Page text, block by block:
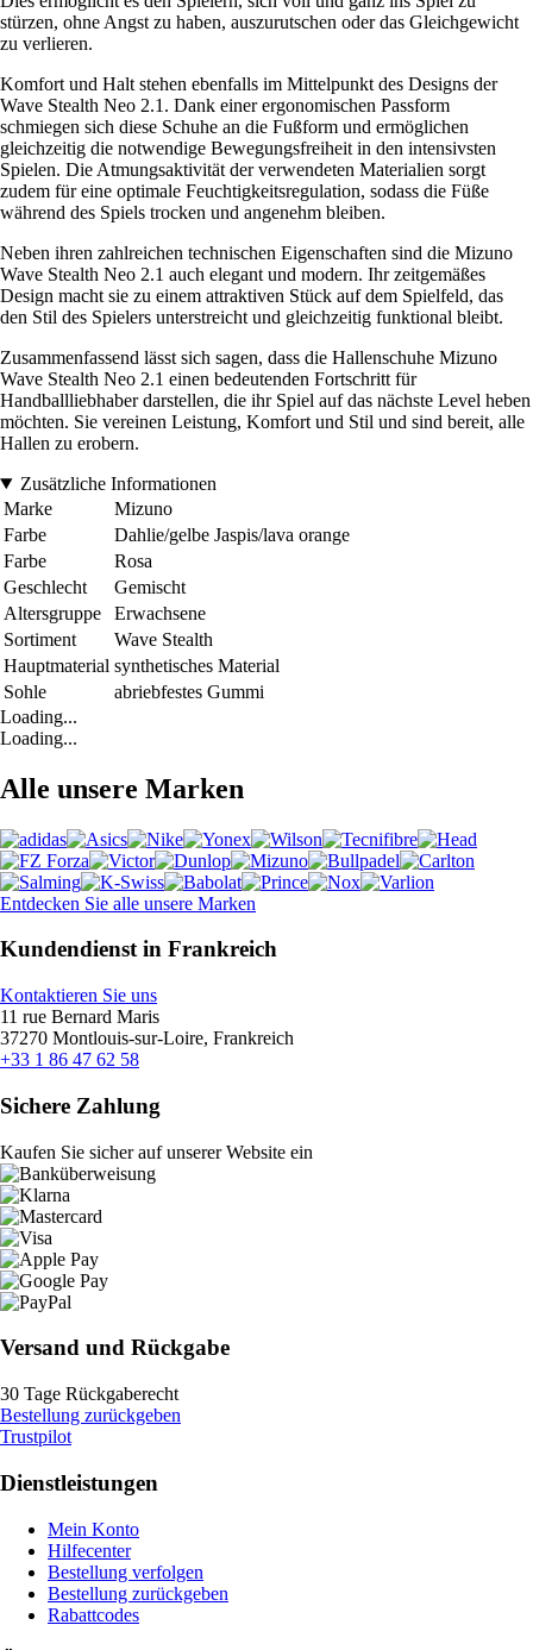
stürzen, ohne Angst zu haben, auszurutschen oder das Gleichgewicht
zu verlieren.
Komfort und Halt stehen ebenfalls im Mittelpunkt des Designs der
Wave Stealth Neo 2.1. Dank einer ergonomischen Passform
schmiegen sich diese Schuhe an die Fußform und ermöglichen
gleichzeitig die notwendige Bewegungsfreiheit in den intensivsten
Spielen. Die Atmungsaktivität der verwendeten Materialien sorgt
zudem für eine optimale Feuchtigkeitsregulation, sodass die Füße
während des Spiels trocken und angenehm bleiben.
Neben ihren zahlreichen technischen Eigenschaften sind die Mizuno
Wave Stealth Neo 2.1 auch elegant und modern. Ihr zeitgemäßes
Design macht sie zu einem attraktiven Stück auf dem Spielfeld, das
den Stil des Spielers unterstreicht und gleichzeitig funktional bleibt.
Zusammenfassend lässt sich sagen, dass die Hallenschuhe Mizuno
Wave Stealth Neo 2.1 einen bedeutenden Fortschritt für
Handballliebhaber darstellen, die ihr Spiel auf das nächste Level heben
möchten. Sie vereinen Leistung, Komfort und Stil und sind bereit, alle
Hallen zu erobern.
Zusätzliche Informationen
Marke
Mizuno
Farbe
Dahlie/gelbe Jaspis/lava orange
Farbe
Rosa
Geschlecht
Gemischt
Altersgruppe
Erwachsene
Sortiment
Wave Stealth
Hauptmaterial synthetisches Material
Sohle
abriebfestes Gummi
Loading...
Loading...
Alle unsere Marken
Entdecken Sie alle unsere Marken
Kundendienst in Frankreich
Kontaktieren Sie uns
11 rue Bernard Maris
37270 Montlouis-sur-Loire, Frankreich
+33 1 86 47 62 58
Sichere Zahlung
Kaufen Sie sicher auf unserer Website ein
Versand und Rückgabe
30 Tage Rückgaberecht
Bestellung zurückgeben
Trustpilot
Dienstleistungen
Mein Konto
Hilfecenter
Bestellung verfolgen
Bestellung zurückgeben
Rabattcodes